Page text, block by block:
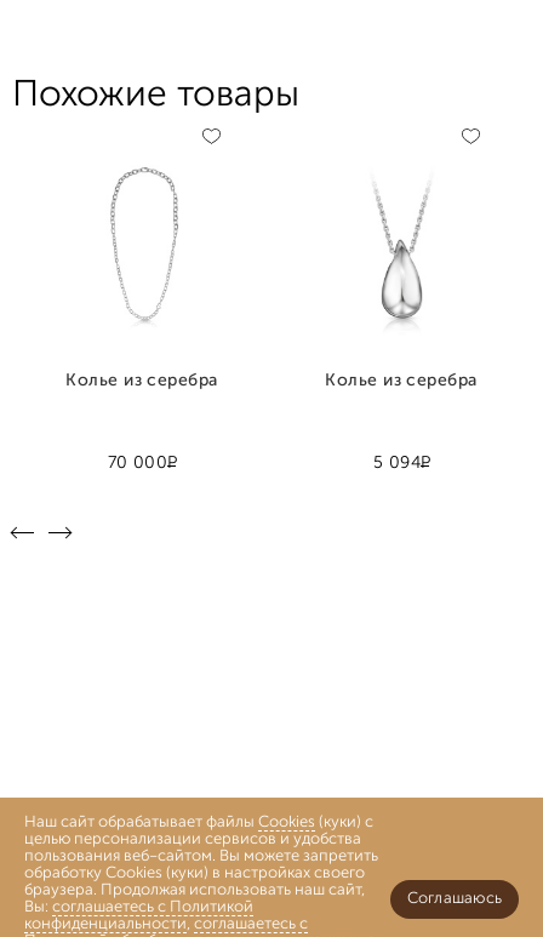
Похожие товары
70 000Р
Колье из серебра
5 094Р
Колье из серебра
Наш сайт обрабатывает файлы Cookies (куки) с
целью персонализации сервисов и удобства
пользования веб-сайтом. Вы можете запретить
обработку Cookies (куки) в настройках своего
браузера. Продолжая использовать наш сайт,
Вы: соглашаетесь с Политикой
конфиденциальности, соглашаетесь с
Соглашаюсь